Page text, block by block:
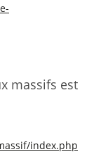
massifs est
index.php